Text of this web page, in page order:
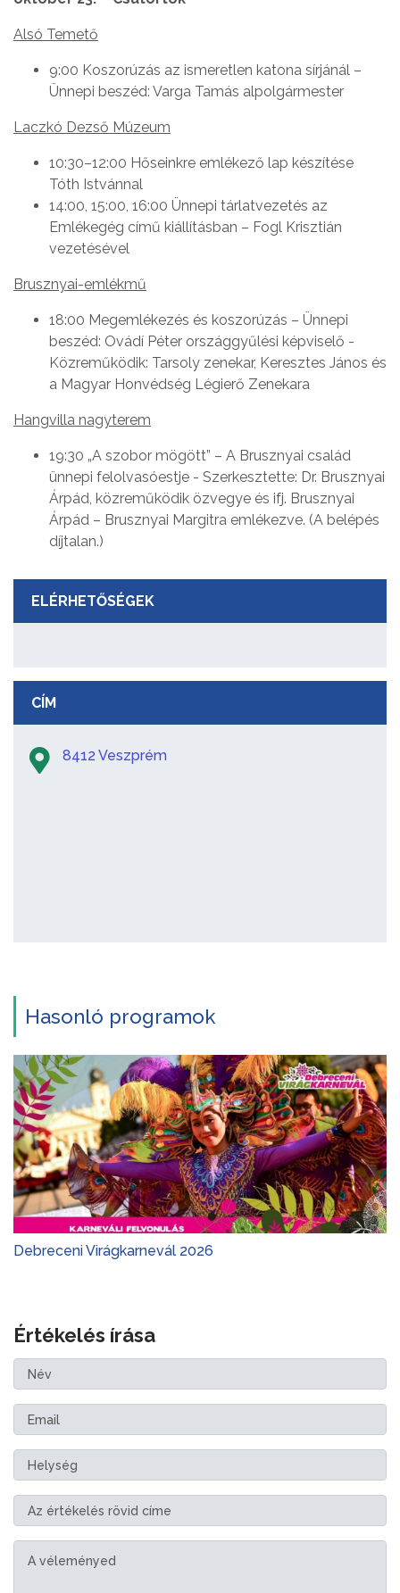
Alsó Temető
9:00 Koszorúzás az ismeretlen katona sírjánál –
Ünnepi beszéd: Varga Tamás alpolgármester
Laczkó Dezső Múzeum
10:30–12:00 Hőseinkre emlékező lap készítése
Tóth Istvánnal
14:00, 15:00, 16:00 Ünnepi tárlatvezetés az
Emlékegég című kiállításban – Fogl Krisztián
vezetésével
Brusznyai-emlékmű
18:00 Megemlékezés és koszorúzás – Ünnepi
beszéd: Ovádí Péter országgyűlési képviselő -
Közreműködik: Tarsoly zenekar, Keresztes János és
a Magyar Honvédség Légierő Zenekara
Hangvilla nagyterem
19:30 „A szobor mögött” – A Brusznyai család
ünnepi felolvasóestje - Szerkesztette: Dr. Brusznyai
Árpád, közreműködik özvegye és ifj. Brusznyai
Árpád – Brusznyai Margitra emlékezve. (A belépés
díjtalan.)
ELÉRHETŐSÉGEK
CÍM
8412 Veszprém
Hasonló programok
Debreceni Virágkarnevál 2026
Értékelés írása